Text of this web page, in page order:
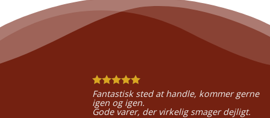
Fantastisk sted at handle, kommer gerne
igen og igen.
Gode varer, der virkelig smager dejligt.